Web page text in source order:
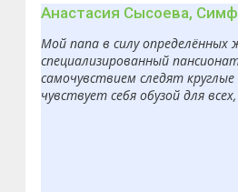
Анастасия Сысоева,
Мой папа в силу
специализированный
самочувствием следят
чувствует себя обузой для